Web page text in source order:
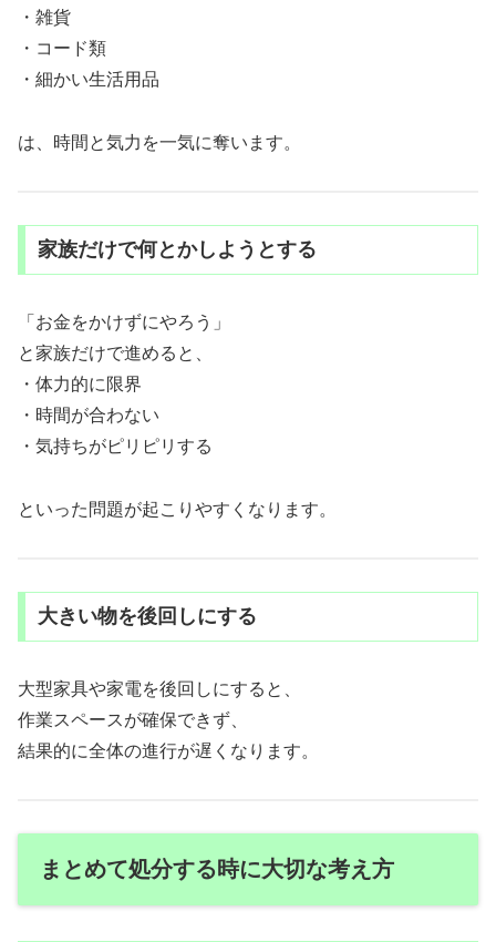
・雑貨
・コード類
・細かい生活用品
は、時間と気力を一気に奪います。
家族だけで何とかしようとする
「お金をかけずにやろう」
と家族だけで進めると、
・体力的に限界
・時間が合わない
・気持ちがピリピリする
といった問題が起こりやすくなります。
大きい物を後回しにする
大型家具や家電を後回しにすると、
作業スペースが確保できず、
結果的に全体の進行が遅くなります。
まとめて処分する時に大切な考え方